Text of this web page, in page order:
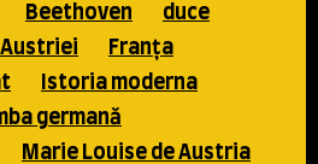
Beethoven
duce
Austriei
Franţa
Istoria moderna
germană
Marie Louise de Austria